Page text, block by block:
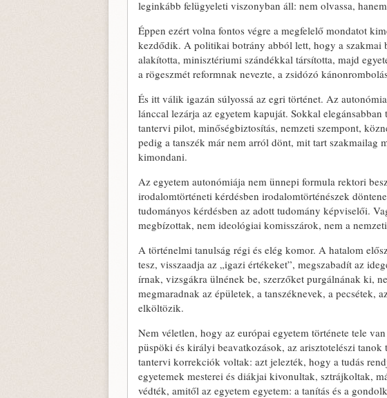
leginkább felügyeleti viszonyban áll: nem olvassa,
Éppen ezért volna fontos végre a megfelelő mondatot
kezdődik. A politikai botrány abból lett, hogy a szakmai
alakította, minisztériumi szándékkal társította, majd
a rögeszmét reformnak nevezte, a zsidózó
És itt válik igazán súlyossá az egri történet. Az
lánccal lezárja az egyetem kapuját. Sokkal
tantervi pilot, minőségbiztosítás, nemzeti szempont,
pedig a tanszék már nem arról dönt, mit tart szakmailag
kimondani.
Az egyetem autonómiája nem ünnepi formula rektori
irodalomtörténeti kérdésben irodalomtörténészek
tudományos kérdésben az adott tudomány képviselői.
megbízottak, nem ideológiai komisszárok, nem a
A történelmi tanulság régi és elég komor. A hatalom
tesz, visszaadja az „igazi értékeket”, megszabadít az
írnak, vizsgákra ülnének be, szerzőket purgálnának ki,
megmaradnak az épületek, a tanszéknevek, a pecsétek,
elköltözik.
Nem véletlen, hogy az európai egyetem története tele
püspöki és királyi beavatkozások, az arisztotelészi
tantervi korrekciók voltak: azt jelezték, hogy a tudás
egyetemek mesterei és diákjai kivonultak, sztrájkoltak,
védték, amitől az egyetem egyetem: a tanítás és a